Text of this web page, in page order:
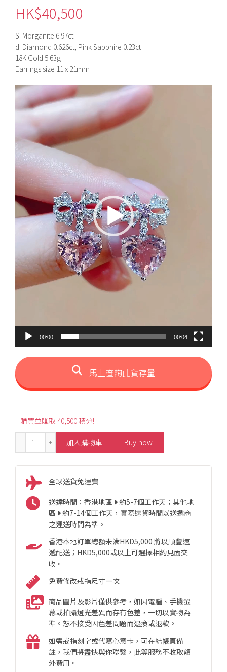
HK$40,500
S: Morganite 6.97ct
d: Diamond 0.626ct, Pink Sapphire 0.23ct
18K Gold 5.63g
Earrings size 11 x 21mm
視
訊
播
器
00:00 00:04
馬上查詢此貨存量
購買並賺取 40,500 積分!
6.97ct Bow Style Heart-Shaped Morganite Earrings 數量
加入購物車 Buy now
全球送貨免運費
送達時間：香港地區
約5-7個工作天；其他地
區
約7-14個工作天，實際送貨時間以送遞商
之運送時間為準。
香港本地訂單總額未满HKD5,000 將以順豐速
遞配送；HKD5,000或以上可選擇相約見面交
收。
免費修改戒指尺寸一次
商品圖片及影片僅供參考，如因電腦、手機螢
幕或拍攝燈光差異而存有色差，一切以實物為
準。恕不接受因色差問題而退換或退款。
如需戒指刻字或代寫心意卡，可在結帳頁備
註，我們將盡快與你聯繫，此等服務不收取額
外費用。